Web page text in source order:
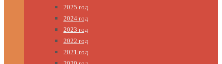
2025 год
2024 год
2023 год
2022 год
2021 год